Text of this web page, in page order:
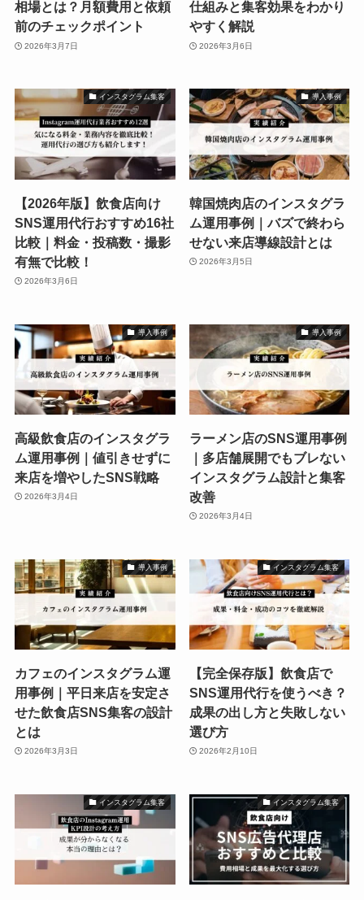
相場とは？月額費用と依頼
前のチェックポイント
2026年3月7日
仕組みと集客効果をわかり
やすく解説
2026年3月6日
インスタグラム集客
【2026年版】飲食店向け
SNS運用代行おすすめ16社
比較｜料金・投稿数・撮影
有無で比較！
2026年3月6日
導入事例
韓国焼肉店のインスタグラ
ム運用事例｜バズで終わら
せない来店導線設計とは
2026年3月5日
導入事例
高級飲食店のインスタグラ
ム運用事例｜値引きせずに
来店を増やしたSNS戦略
2026年3月4日
導入事例
ラーメン店のSNS運用事例
｜多店舗展開でもブレない
インスタグラム設計と集客
改善
2026年3月4日
導入事例
カフェのインスタグラム運
用事例｜平日来店を安定さ
せた飲食店SNS集客の設計
とは
2026年3月3日
インスタグラム集客
【完全保存版】飲食店で
SNS運用代行を使うべき？
成果の出し方と失敗しない
選び方
2026年2月10日
インスタグラム集客 インスタグラム集客